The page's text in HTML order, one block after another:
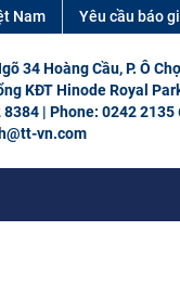
Nam Yêu cầu báo
34 Hoàng Cầu, P. Ô
KĐT Hinode Royal
8384 | Phone: 0242 2135
vn.com